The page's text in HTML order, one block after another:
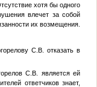
хотя бы одного
влечет за собой
их возмещения.
С.В. отказать в
С.В. является ей
ответчиков знает,